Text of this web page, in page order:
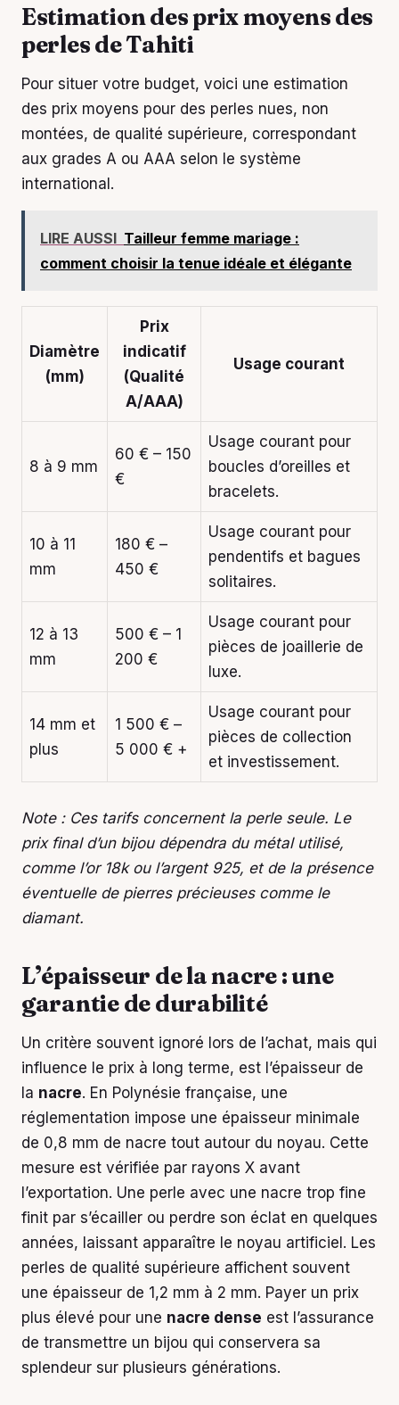
Estimation des prix moyens des
perles de Tahiti
Pour situer votre budget, voici une estimation
des prix moyens pour des perles nues, non
montées, de qualité supérieure, correspondant
aux grades A ou AAA selon le système
international.
LIRE AUSSI Tailleur femme mariage :
comment choisir la tenue idéale et élégante
Diamètre
(mm)
Prix
indicatif
(Qualité
A/AAA)
Usage courant
8 à 9 mm
60 € – 150
€
Usage courant pour
boucles d’oreilles et
bracelets.
10 à 11
mm
180 € –
450 €
Usage courant pour
pendentifs et bagues
solitaires.
12 à 13
mm
500 € – 1
200 €
Usage courant pour
pièces de joaillerie de
luxe.
14 mm et
plus
1 500 € –
5 000 € +
Usage courant pour
pièces de collection
et investissement.
Note : Ces tarifs concernent la perle seule. Le
prix final d’un bijou dépendra du métal utilisé,
comme l’or 18k ou l’argent 925, et de la présence
éventuelle de pierres précieuses comme le
diamant.
L’épaisseur de la nacre : une
garantie de durabilité
Un critère souvent ignoré lors de l’achat, mais qui
influence le prix à long terme, est l’épaisseur de
la nacre. En Polynésie française, une
réglementation impose une épaisseur minimale
de 0,8 mm de nacre tout autour du noyau. Cette
mesure est vérifiée par rayons X avant
l’exportation. Une perle avec une nacre trop fine
finit par s’écailler ou perdre son éclat en quelques
années, laissant apparaître le noyau artificiel. Les
perles de qualité supérieure affichent souvent
une épaisseur de 1,2 mm à 2 mm. Payer un prix
plus élevé pour une nacre dense est l’assurance
de transmettre un bijou qui conservera sa
splendeur sur plusieurs générations.